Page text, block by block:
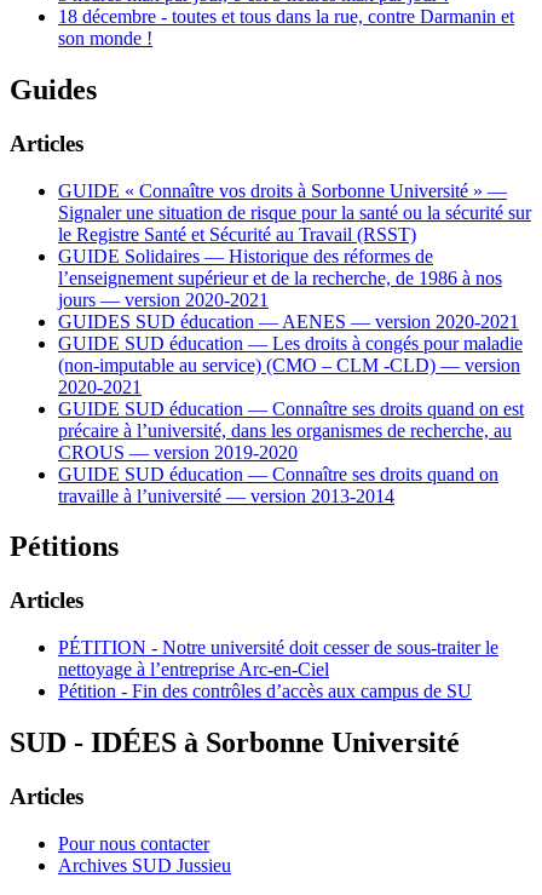
18 décembre - toutes et tous dans la rue, contre Darmanin et
son monde !
Guides
Articles
GUIDE « Connaître vos droits à Sorbonne Université » —
Signaler une situation de risque pour la santé ou la sécurité sur
le Registre Santé et Sécurité au Travail (RSST)
GUIDE Solidaires — Historique des réformes de
l’enseignement supérieur et de la recherche, de 1986 à nos
jours — version 2020-2021
GUIDES SUD éducation — AENES — version 2020-2021
GUIDE SUD éducation — Les droits à congés pour maladie
(non-imputable au service) (CMO – CLM ‑CLD) — version
2020-2021
GUIDE SUD éducation — Connaître ses droits quand on est
précaire à l’université, dans les organismes de recherche, au
CROUS — version 2019-2020
GUIDE SUD éducation — Connaître ses droits quand on
travaille à l’université — version 2013-2014
Pétitions
Articles
PÉTITION - Notre université doit cesser de sous-traiter le
nettoyage à l’entreprise Arc-en-Ciel
Pétition - Fin des contrôles d’accès aux campus de SU
SUD - IDÉES à Sorbonne Université
Articles
Pour nous contacter
Archives SUD Jussieu